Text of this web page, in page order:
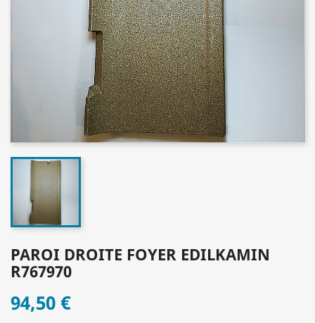
PAROI DROITE FOYER EDILKAMIN
R767970
94,50 €